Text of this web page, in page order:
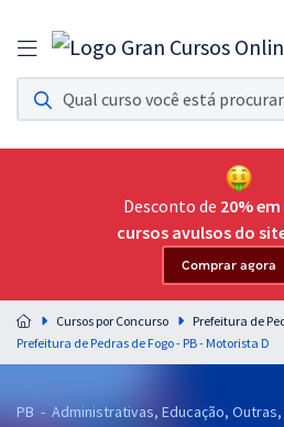
Assinatura Ilimitada 11
Acesso a todos os cursos. Teste grátis por 7
Assinatura OAB Até Passar
Acesso ilimitado a toda preparação para o
Residências Multiprofissionais
Preparação completa e intensiva para as
residências em saúde do Brasil
Desconto de 20%
cursos avulsos do site
Comprar agora
Cursos por Concurso
Prefeitura de
Prefeitura de Pedras de Fogo - PB - Motorista D
PB - Administrativas, Educação, Outras,